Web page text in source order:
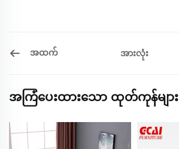
အထက် အားလုံး
အကြံပေးထားသော ထုတ်ကုန်များ